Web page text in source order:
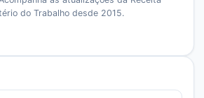
do Trabalho desde 2015.